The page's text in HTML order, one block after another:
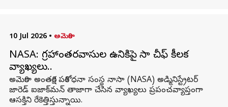
10 Jul 2026 • అమెరికా
NASA: గ్రహాంతరవాసుల ఉనికిపై నాసా చీఫ్ కీలక
వ్యాఖ్యలు..
అమెరికా అంతరిక్ష పరిశోధనా సంస్థ నాసా (NASA) అడ్మినిస్ట్రేటర్
జారెడ్ ఐజాక్‌మన్ తాజాగా చేసిన వ్యాఖ్యలు ప్రపంచవ్యాప్తంగా
ఆసక్తిని రేకెత్తిస్తున్నాయి.